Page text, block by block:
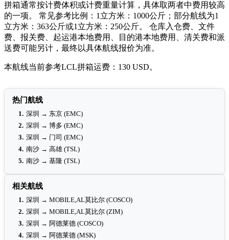
拼箱通常按计费体积或计费重量计算，具体取两者中费用较高
的一项。 常见参考比例：1立方米：1000公斤；部分航线为1
立方米：363公斤或1立方米：250公斤。 仓库入仓费、文件
费、报关费、起运港本地费用、目的港本地费用、清关费和派
送费可能另计，最终以具体航线报价为准。
本航线当前参考LCL拼箱运费：130 USD。
热门航线
1. 深圳 → 东京 (EMC)
2. 深圳 → 博多 (EMC)
3. 深圳 → 门司 (EMC)
4. 南沙 → 高雄 (TSL)
5. 南沙 → 基隆 (TSL)
相关航线
1. 深圳 → MOBILE,AL莫比尔 (COSCO)
2. 深圳 → MOBILE,AL莫比尔 (ZIM)
3. 深圳 → 阿德莱德 (COSCO)
4. 深圳 → 阿德莱德 (MSK)